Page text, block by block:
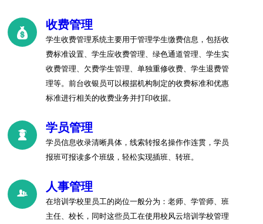
收费管理
学生收费管理系统主要用于管理学生缴费信息，包括收
费标准设置、学生应收费管理、绿色通道管理、学生实
收费管理、欠费学生管理、单独重修收费、学生退费管
理等。前台收银员可以根据机构制定的收费标准和优惠
标准进行相关的收费业务并打印收据。
学员管理
学员信息收录清晰具体，线索转报名操作作连贯，学员
报班可报读多个班级，轻松实现插班、转班。
人事管理
在培训学校里员工的岗位一般分为：老师、学管师、班
主任、校长，同时这些员工在使用校风云培训学校管理